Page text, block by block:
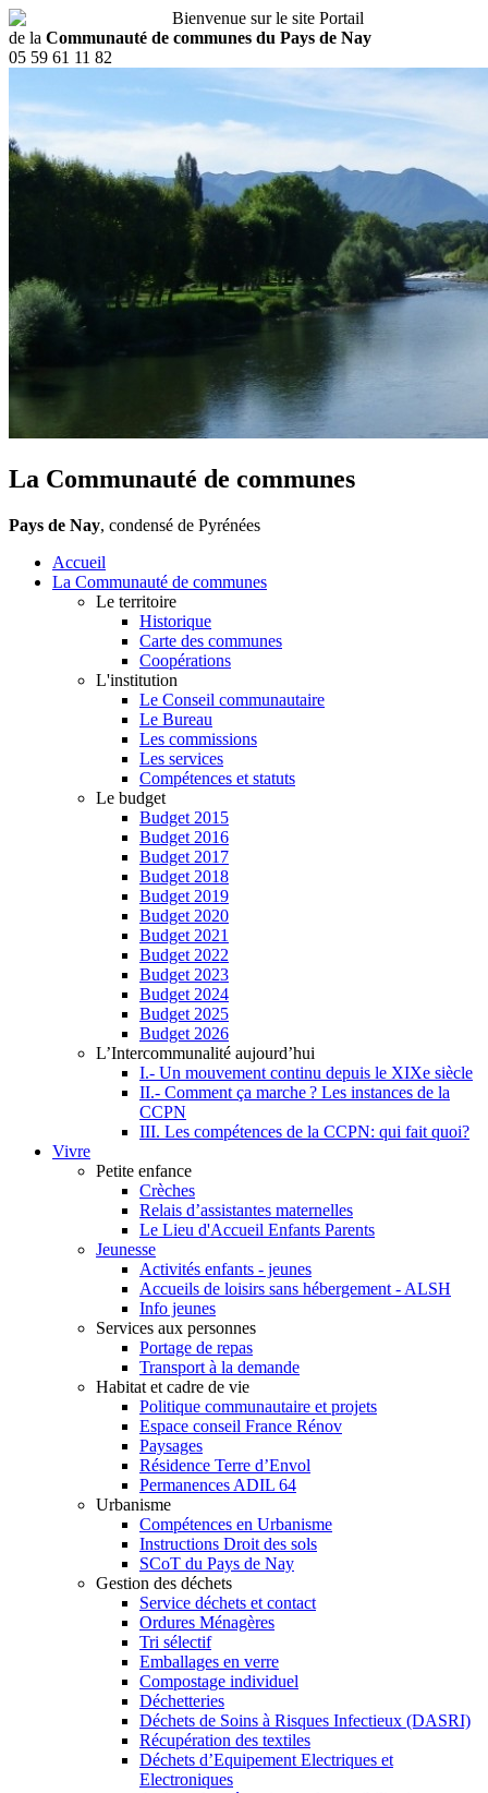
Bienvenue sur le site Portail
de la Communauté de communes du Pays de Nay
05 59 61 11 82
La Communauté de communes
Pays de Nay, condensé de Pyrénées
Accueil
La Communauté de communes
Le territoire
Historique
Carte des communes
Coopérations
L'institution
Le Conseil communautaire
Le Bureau
Les commissions
Les services
Compétences et statuts
Le budget
Budget 2015
Budget 2016
Budget 2017
Budget 2018
Budget 2019
Budget 2020
Budget 2021
Budget 2022
Budget 2023
Budget 2024
Budget 2025
Budget 2026
L’Intercommunalité aujourd’hui
I.- Un mouvement continu depuis le XIXe siècle
II.- Comment ça marche ? Les instances de la
CCPN
III. Les compétences de la CCPN: qui fait quoi?
Vivre
Petite enfance
Crèches
Relais d’assistantes maternelles
Le Lieu d'Accueil Enfants Parents
Jeunesse
Activités enfants - jeunes
Accueils de loisirs sans hébergement - ALSH
Info jeunes
Services aux personnes
Portage de repas
Transport à la demande
Habitat et cadre de vie
Politique communautaire et projets
Espace conseil France Rénov
Paysages
Résidence Terre d’Envol
Permanences ADIL 64
Urbanisme
Compétences en Urbanisme
Instructions Droit des sols
SCoT du Pays de Nay
Gestion des déchets
Service déchets et contact
Ordures Ménagères
Tri sélectif
Emballages en verre
Compostage individuel
Déchetteries
Déchets de Soins à Risques Infectieux (DASRI)
Récupération des textiles
Déchets d’Equipement Electriques et
Electroniques